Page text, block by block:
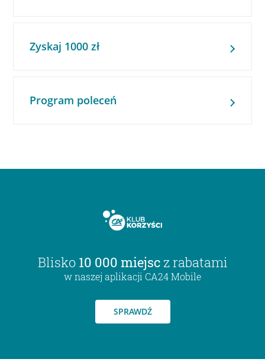
Zyskaj 1000 zł
Program poleceń
Blisko 10 000 miejsc z rabatami
w naszej aplikacji CA24 Mobile
SPRAWDŹ